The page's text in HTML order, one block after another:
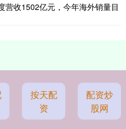
营收1502亿元，今年海外销量目
按天配
资
配资炒
股网